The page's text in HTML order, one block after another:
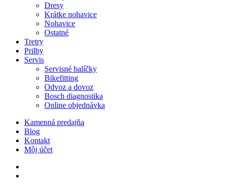
Dresy
Krátke nohavice
Nohavice
Ostatné
Tretry
Prilby
Servis
Servisné balíčky
Bikefitting
Odvoz a dovoz
Bosch diagnostika
Online objednávka
Kamenná predajňa
Blog
Kontakt
Môj účet